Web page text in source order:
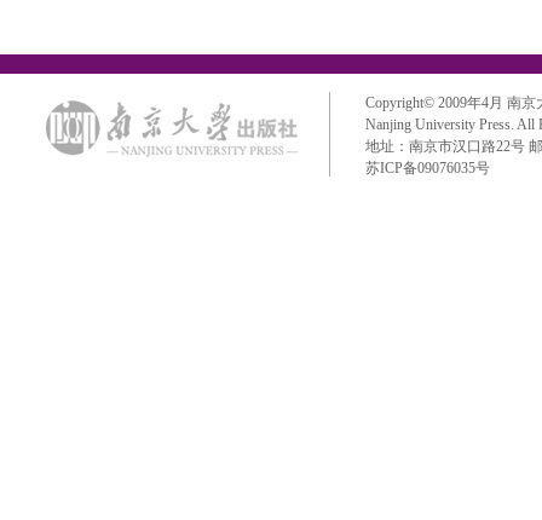
Copyright© 2009年4月 南京
Nanjing University Press. All
地址：南京市汉口路22号
苏ICP备09076035号